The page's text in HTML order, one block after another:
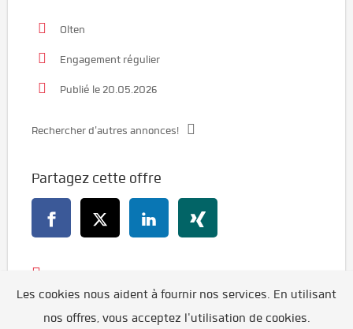
Olten
Engagement régulier
Publié le 20.05.2026
Rechercher d'autres annonces!
Partagez cette offre
Les cookies nous aident à fournir nos services. En utilisant
nos offres, vous acceptez l'utilisation de cookies.